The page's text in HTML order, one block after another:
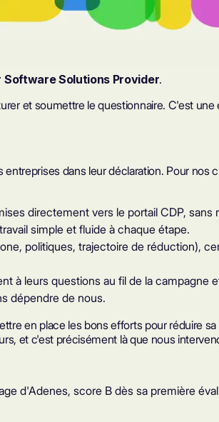
Software Solutions Provider.
et soumettre le questionnaire. C'est
dans leur déclaration. Pour nos
directement vers le portail CDP, sans
simple et fluide à chaque étape.
politiques, trajectoire de réduction),
à leurs questions au fil de la campagne
dépendre de nous.
en place les bons efforts pour réduire
et c'est précisément là que nous
d'Adenes, score B dès sa première